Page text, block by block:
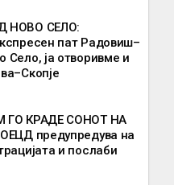
НОВО СЕЛО:
пат Радовиш–
Село, ја отворивме и
ГО КРАДЕ СОНОТ НА
предупредува на
и послаби